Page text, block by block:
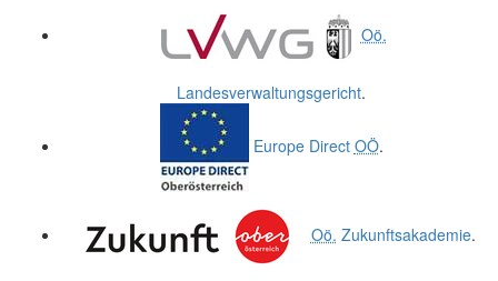
Oö.
Landesverwaltungsgericht.
Europe Direct OÖ.
Oö. Zukunftsakademie.